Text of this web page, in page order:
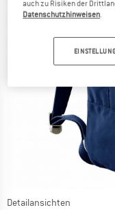
Detailansichten
auch zu Risiken der
Datenschutzhinweisen